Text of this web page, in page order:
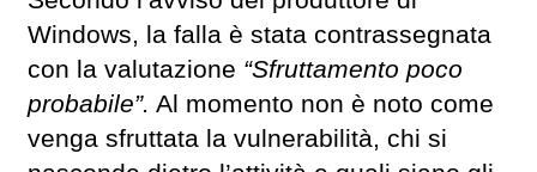
Windows, la falla è stata contrassegnata
con la valutazione “Sfruttamento poco
probabile”. Al momento non è noto come
venga sfruttata la vulnerabilità, chi si